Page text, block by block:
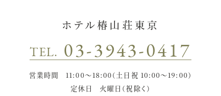
ホテル椿山荘東京
TEL. 03-3943-0417
営業時間
11:00〜18:00（土日祝 10:00〜19:00）
定休日
火曜日（祝除く）